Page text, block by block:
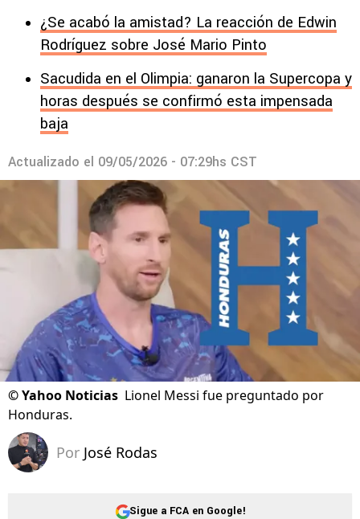
¿Se acabó la amistad? La reacción de Edwin
Rodríguez sobre José Mario Pinto
Sacudida en el Olimpia: ganaron la Supercopa y
horas después se confirmó esta impensada
baja
Actualizado el 09/05/2026 - 07:29hs CST
©Yahoo Noticias Lionel Messi fue preguntado por
Honduras.
Por José Rodas
Sigue a FCA en Google!